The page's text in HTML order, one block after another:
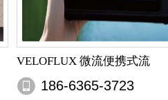
186-6365-3723